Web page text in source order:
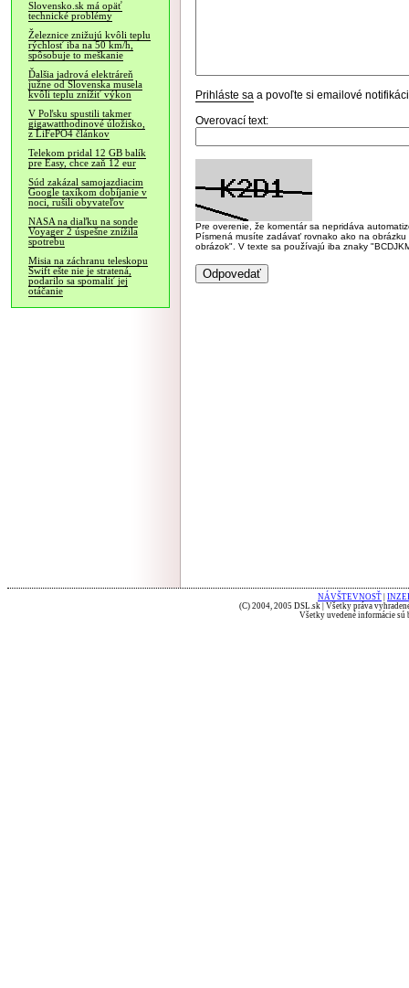
Slovensko.sk má opäť
technické problémy
Železnice znižujú kvôli teplu
rýchlosť iba na 50 km/h,
spôsobuje to meškanie
Ďalšia jadrová elektráreň
južne od Slovenska musela
kvôli teplu znížiť výkon
V Poľsku spustili takmer
gigawatthodinové úložisko,
z LiFePO4 článkov
Telekom pridal 12 GB balík
pre Easy, chce zaň 12 eur
Súd zakázal samojazdiacim
Google taxíkom dobíjanie v
noci, rušili obyvateľov
NASA na diaľku na sonde
Voyager 2 úspešne znížila
spotrebu
Misia na záchranu teleskopu
Swift ešte nie je stratená,
podarilo sa spomaliť jej
otáčanie
Prihláste sa a povoľte si emailové
Overovací text:
Pre overenie, že komentár sa nepridáva
Písmená musíte zadávať rovnako ako na
obrázok". V texte sa používajú iba znaky
NÁVŠTEVNOSŤ
(C) 2004, 2005 DSL.sk | Všetky práva
Všetky uvedené informácie sú